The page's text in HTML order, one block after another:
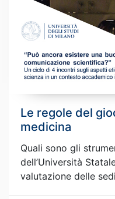
Le regole del
medicina
Quali sono gli
dell’Università
valutazione delle